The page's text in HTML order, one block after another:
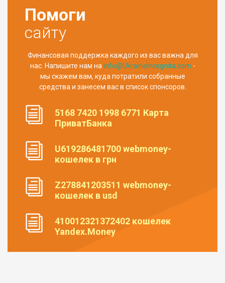
Помоги
сайту
Финансовая поддержка каждого из вас важна для
нас. Напишите нам наinfo@UkrainaIncognita.com -
мы скажем вам, куда потратили собранные
средства и занесем вас в список спонсоров.
5168 7420 1998 6771 Карта
ПриватБанка
U619286481700 webmoney-
кошелек в грн
Z278841203511 webmoney-
кошелек в usd
410012321372402 кошелек
Yandex.Money